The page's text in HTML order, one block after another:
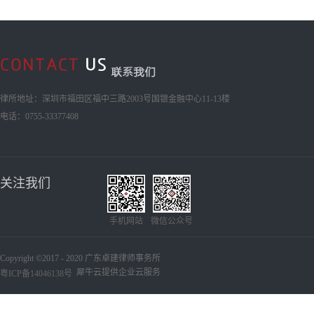
Copyright ©2017 - 2020 广东卓建律师事务所
粤ICP备14046138号 犀牛云提供企业云服务
律所地址：深圳市福田区福中三路2003号国银金融中心11-13楼
电话：0755-33377408
关注我们
手机网站 微信公众号